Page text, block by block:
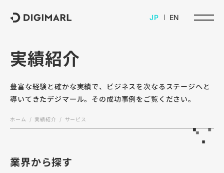
JP EN
実績紹介
豊富な経験と確かな実績で、ビジネスを次なるステージへと
導いてきたデジマール。その成功事例をご覧ください。
ホーム 実績紹介 サービス
業界から探す